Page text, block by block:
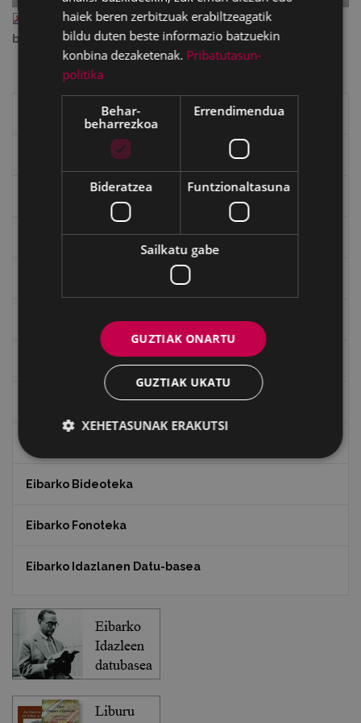
GOIARGI_110.pdf— PDF document, 1.45 MB (1516188
bytes)
Eibarko liburuak
Goi Argi aldizkaria
"Gure Herria" aldizkaria
Txostenak eta dokumentuak
Eibarko Bideoteka
Eibarko Fonoteka
Eibarko Idazlanen Datu-basea
haiek beren zerbitzuak erabiltzeagatik
bildu duten beste informazio batzuekin
konbina dezaketenak. Pribatutasun-
politika
Behar-
beharrezkoa
Errendimendua
Bideratzea Funtzionaltasuna
Sailkatu gabe
GUZTIAK ONARTU
GUZTIAK UKATU
XEHETASUNAK ERAKUTSI